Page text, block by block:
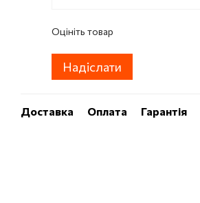
Оцініть товар
Надіслати
Доставка Оплата Гарантія